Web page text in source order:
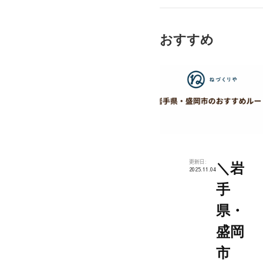
日
おすすめ
更新日:
2025.11.04 ＼岩
手
県・
盛岡
市